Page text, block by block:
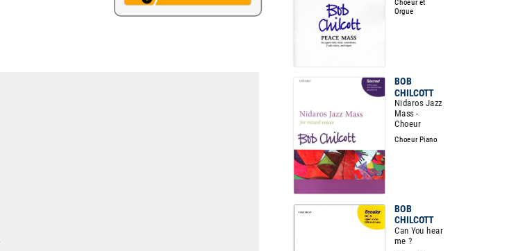
Orgue
BOB
CHILCOTT
Nidaros Jazz
Mass -
Choeur
Choeur Piano
BOB
CHILCOTT
Can You hear
me ?